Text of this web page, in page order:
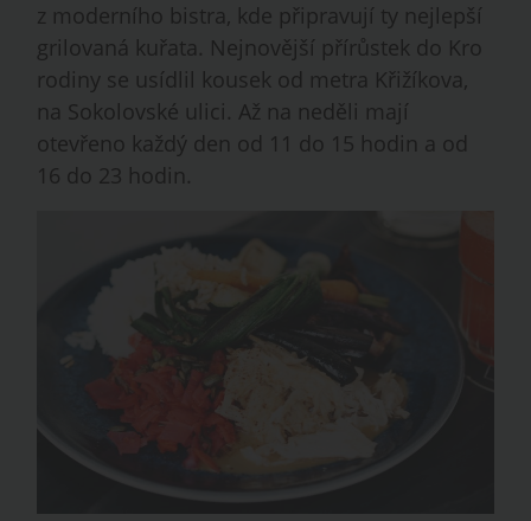
z moderního bistra, kde připravují ty nejlepší
grilovaná kuřata. Nejnovější přírůstek do Kro
rodiny se usídlil kousek od metra Křižíkova,
na Sokolovské ulici. Až na neděli mají
otevřeno každý den od 11 do 15 hodin a od
16 do 23 hodin.